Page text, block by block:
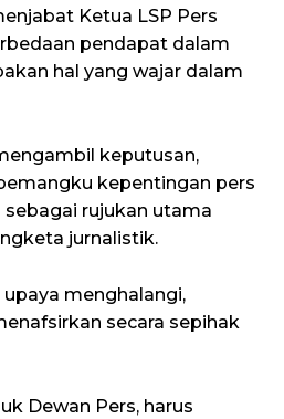
Ketua LSP Pers
pendapat dalam
hal yang wajar dalam
keputusan,
kepentingan pers
rujukan utama
jurnalistik.
menghalangi,
secara sepihak
Dewan Pers, harus